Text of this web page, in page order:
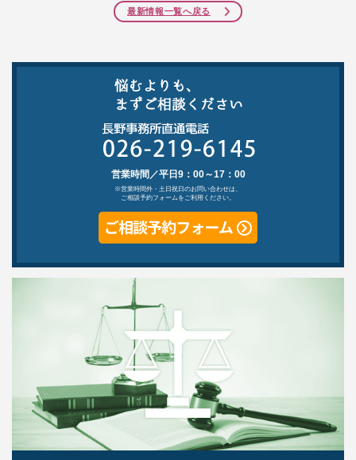
最新情報一覧へ戻る
営業時間／平日9：00～17：00
※営業時間外・土日祝日のお問い合わせは、
ご相談予約フォームをご利用ください。